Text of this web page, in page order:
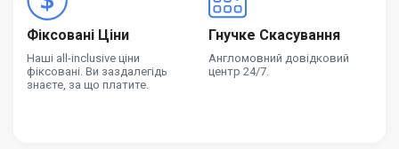
Фіксовані Ціни
Наші all-inclusive ціни
фіксовані. Ви заздалегідь
знаєте, за що платите.
Гнучке Скасування
Англомовний довідковий
центр 24/7.